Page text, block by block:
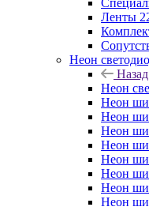
Ленты
Неон
Назад
Неон
Неон
Неон
Неон
Неон
Неон
Неон
Неон
Неон